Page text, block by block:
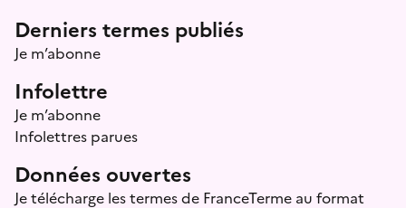
Menu prefooter
Derniers termes publiés
Je m’abonne
Infolettre
Je m’abonne
Infolettres parues
Données ouvertes
Je télécharge les termes de FranceTerme au format